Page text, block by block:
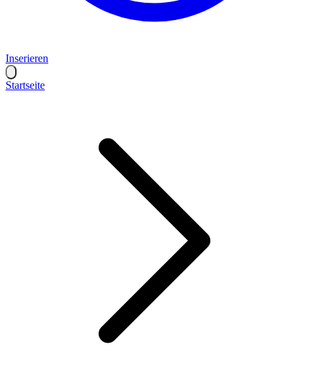
Inserieren
Startseite